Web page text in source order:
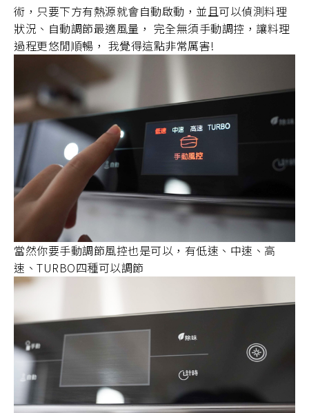
術，只要下方有熱源就會自動啟動，並且可以偵測料理
狀況、自動調節最適風量， 完全無須手動調控，讓料理
過程更悠閒順暢， 我覺得這點非常厲害!
當然你要手動調節風控也是可以，有低速、中速、高
速、TURBO四種可以調節